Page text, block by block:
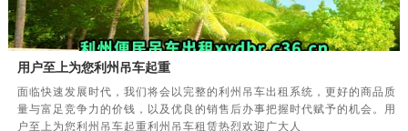
用户至上为您利州吊车起重
面临快速发展时代，我们将会以完整的利州吊车出租系统，更好的商品质
量与富足竞争力的价钱，以及优良的销售后办事把握时代赋予的机会。用
户至上为您利州吊车起重利州吊车租赁热烈欢迎广大人